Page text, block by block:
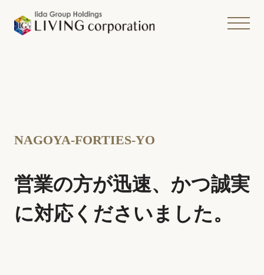
NAGOYA-FORTIES-YO
営業の方が迅速、かつ誠実
に対応くださいました。